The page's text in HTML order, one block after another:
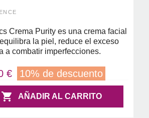
Crema Purity es una crema facial
la piel, reduce el exceso
a combatir imperfecciones.
€ 10% de descuento
 AÑADIR AL CARRITO